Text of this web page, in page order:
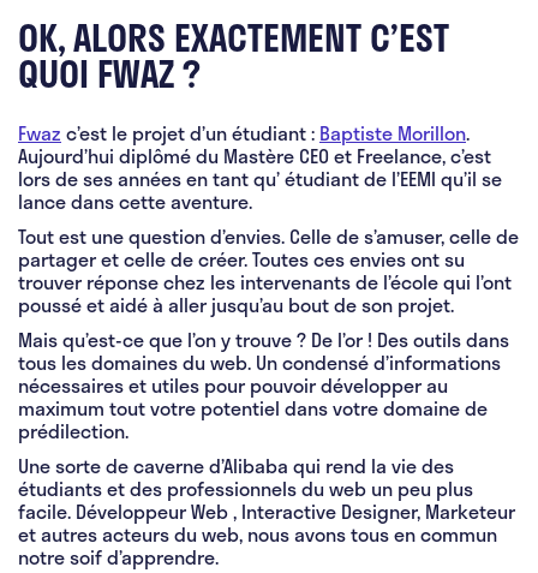
OK, ALORS EXACTEMENT C’EST
QUOI FWAZ ?
Fwaz c’est le projet d’un étudiant : Baptiste Morillon.
Aujourd’hui diplômé du Mastère CEO et Freelance, c’est
lors de ses années en tant qu’ étudiant de l’EEMI qu’il se
lance dans cette aventure.
Tout est une question d’envies. Celle de s’amuser, celle de
partager et celle de créer. Toutes ces envies ont su
trouver réponse chez les intervenants de l’école qui l’ont
poussé et aidé à aller jusqu’au bout de son projet.
Mais qu’est-ce que l’on y trouve ? De l’or ! Des outils dans
tous les domaines du web. Un condensé d’informations
nécessaires et utiles pour pouvoir développer au
maximum tout votre potentiel dans votre domaine de
prédilection.
Une sorte de caverne d’Alibaba qui rend la vie des
étudiants et des professionnels du web un peu plus
facile. Développeur Web , Interactive Designer, Marketeur
et autres acteurs du web, nous avons tous en commun
notre soif d’apprendre.